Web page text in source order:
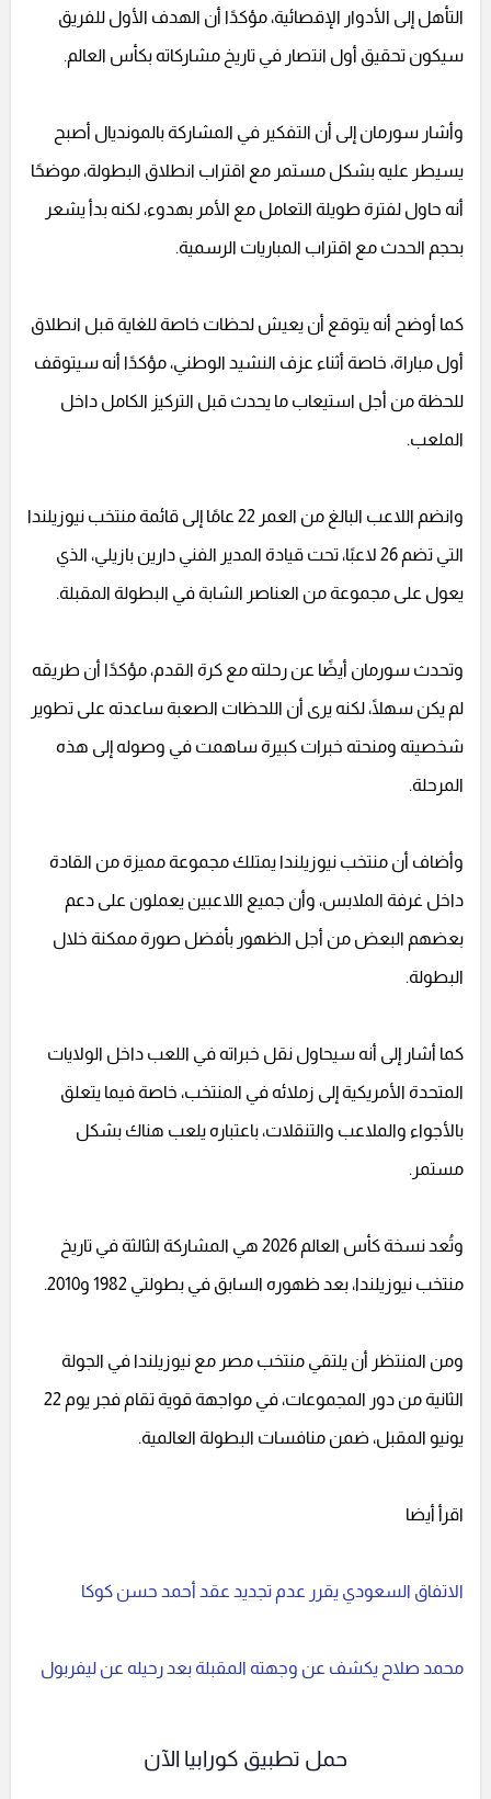
التأهل إلى الأدوار الإقصائية، مؤكدًا أن الهدف الأول للفريق
سيكون تحقيق أول انتصار في تاريخ مشاركاته بكأس العالم.
وأشار سورمان إلى أن التفكير في المشاركة بالمونديال أصبح
يسيطر عليه بشكل مستمر مع اقتراب انطلاق البطولة، موضحًا
أنه حاول لفترة طويلة التعامل مع الأمر بهدوء، لكنه بدأ يشعر
بحجم الحدث مع اقتراب المباريات الرسمية.
كما أوضح أنه يتوقع أن يعيش لحظات خاصة للغاية قبل انطلاق
أول مباراة، خاصة أثناء عزف النشيد الوطني، مؤكدًا أنه سيتوقف
للحظة من أجل استيعاب ما يحدث قبل التركيز الكامل داخل
الملعب.
وانضم اللاعب البالغ من العمر 22 عامًا إلى قائمة منتخب نيوزيلندا
التي تضم 26 لاعبًا، تحت قيادة المدير الفني دارين بازيلي، الذي
يعول على مجموعة من العناصر الشابة في البطولة المقبلة.
وتحدث سورمان أيضًا عن رحلته مع كرة القدم، مؤكدًا أن طريقه
لم يكن سهلًا، لكنه يرى أن اللحظات الصعبة ساعدته على تطوير
شخصيته ومنحته خبرات كبيرة ساهمت في وصوله إلى هذه
المرحلة.
وأضاف أن منتخب نيوزيلندا يمتلك مجموعة مميزة من القادة
داخل غرفة الملابس، وأن جميع اللاعبين يعملون على دعم
بعضهم البعض من أجل الظهور بأفضل صورة ممكنة خلال
البطولة.
كما أشار إلى أنه سيحاول نقل خبراته في اللعب داخل الولايات
المتحدة الأمريكية إلى زملائه في المنتخب، خاصة فيما يتعلق
بالأجواء والملاعب والتنقلات، باعتباره يلعب هناك بشكل
مستمر.
وتُعد نسخة كأس العالم 2026 هي المشاركة الثالثة في تاريخ
منتخب نيوزيلندا، بعد ظهوره السابق في بطولتي 1982 و2010.
ومن المنتظر أن يلتقي منتخب مصر مع نيوزيلندا في الجولة
الثانية من دور المجموعات، في مواجهة قوية تقام فجر يوم 22
يونيو المقبل، ضمن منافسات البطولة العالمية.
اقرأ أيضا
الاتفاق السعودي يقرر عدم تجديد عقد أحمد حسن كوكا
محمد صلاح يكشف عن وجهته المقبلة بعد رحيله عن ليفربول
حمل تطبيق كورابيا الآن